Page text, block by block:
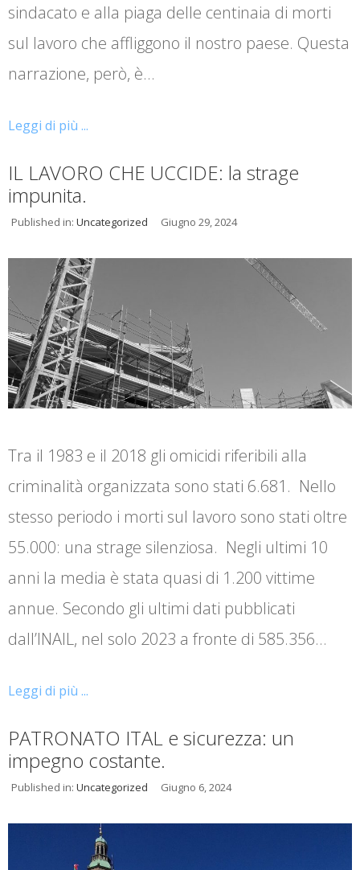
sindacato e alla piaga delle centinaia di morti
sul lavoro che affliggono il nostro paese. Questa
narrazione, però, è…
Leggi di più ...
IL LAVORO CHE UCCIDE: la strage
impunita.
Published in: Uncategorized Giugno 29, 2024
Tra il 1983 e il 2018 gli omicidi riferibili alla
criminalità organizzata sono stati 6.681. Nello
stesso periodo i morti sul lavoro sono stati oltre
55.000: una strage silenziosa. Negli ultimi 10
anni la media è stata quasi di 1.200 vittime
annue. Secondo gli ultimi dati pubblicati
dall’INAIL, nel solo 2023 a fronte di 585.356…
Leggi di più ...
PATRONATO ITAL e sicurezza: un
impegno costante.
Published in: Uncategorized Giugno 6, 2024